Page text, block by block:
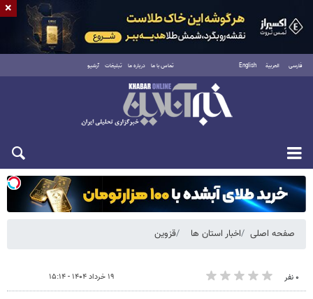
فارسی العربية English تماس با ما درباره ما تبلیغات آرشیو
یکشنبه ۱۸ مرداد ۱۴۰۵
صفحه اصلی اخبار استان ها قزوین
۰ نفر ۱۹ خرداد ۱۴۰۴ - ۱۵:۱۴
×